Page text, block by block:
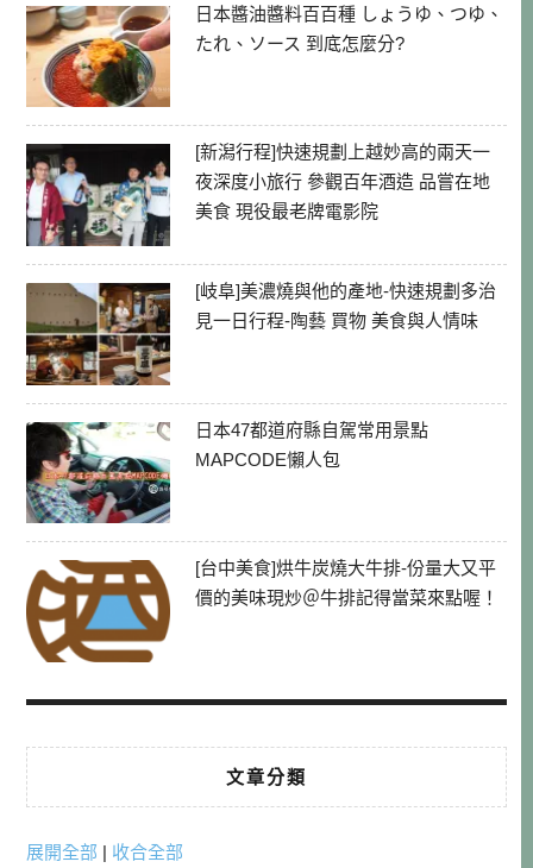
日本醬油醬料百百種 しょうゆ、つゆ、
たれ、ソース 到底怎麼分?
[新潟行程]快速規劃上越妙高的兩天一
夜深度小旅行 參觀百年酒造 品嘗在地
美食 現役最老牌電影院
[岐阜]美濃燒與他的產地-快速規劃多治
見一日行程-陶藝 買物 美食與人情味
日本47都道府縣自駕常用景點
MAPCODE懶人包
[台中美食]烘牛炭燒大牛排-份量大又平
價的美味現炒＠牛排記得當菜來點喔！
文章分類
展開全部 | 收合全部